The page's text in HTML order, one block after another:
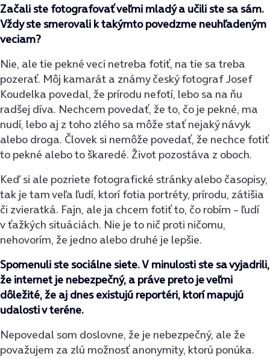
Začali ste fotografovať veľmi mladý a učili ste sa sám.
Vždy ste smerovali k takýmto povedzme neuhľadeným
veciam?
Nie, ale tie pekné veci netreba fotiť, na tie sa treba
pozerať. Môj kamarát a známy český fotograf Josef
Koudelka povedal, že prírodu nefotí, lebo sa na ňu
radšej díva. Nechcem povedať, že to, čo je pekné, ma
nudí, lebo aj z toho zlého sa môže stať nejaký návyk
alebo droga. Človek si nemôže povedať, že nechce fotiť
to pekné alebo to škaredé. Život pozostáva z oboch.
Keď si ale pozriete fotografické stránky alebo časopisy,
tak je tam veľa ľudí, ktorí fotia portréty, prírodu, zátišia
či zvieratká. Fajn, ale ja chcem fotiť to, čo robím – ľudí
v ťažkých situáciách. Nie je to nič proti ničomu,
nehovorím, že jedno alebo druhé je lepšie.
Spomenuli ste sociálne siete. V minulosti ste sa vyjadrili,
že internet je nebezpečný, a práve preto je veľmi
dôležité, že aj dnes existujú reportéri, ktorí mapujú
udalosti v teréne.
Nepovedal som doslovne, že je nebezpečný, ale že
považujem za zlú možnosť anonymity, ktorú ponúka.